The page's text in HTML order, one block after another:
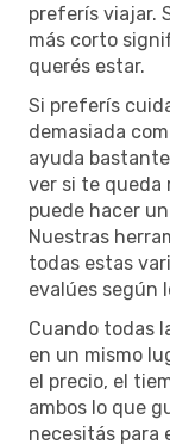
preferís viajar.
más corto
querés estar.
Si preferís
demasiada
ayuda
ver si te queda
puede hacer
Nuestras
todas estas
evalúes según
Cuando todas
en un mismo
el precio, el
ambos lo que
necesitás para